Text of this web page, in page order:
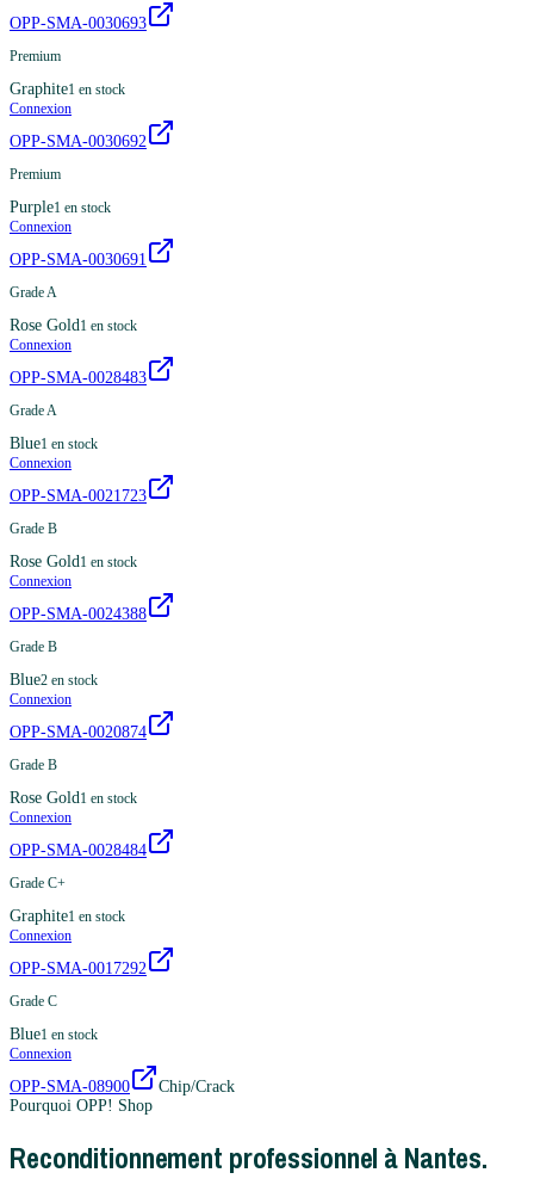
OPP-SMA-0030693
Premium
Graphite1 en stock
Connexion
OPP-SMA-0030692
Premium
Purple1 en stock
Connexion
OPP-SMA-0030691
Grade A
Rose Gold 1 en stock
Connexion
OPP-SMA-0028483
Grade A
Blue1 en stock
Connexion
OPP-SMA-0021723
Grade B
Rose Gold 1 en stock
Connexion
OPP-SMA-0024388
Grade B
Blue2 en stock
Connexion
OPP-SMA-0020874
Grade B
Rose Gold 1 en stock
Connexion
OPP-SMA-0028484
Grade C+
Graphite1 en stock
Connexion
OPP-SMA-0017292
Grade C
Blue1 en stock
Connexion
OPP-SMA-08900
Chip/Crack
Pourquoi OPP! Shop
Reconditionnement professionnel à Nantes.